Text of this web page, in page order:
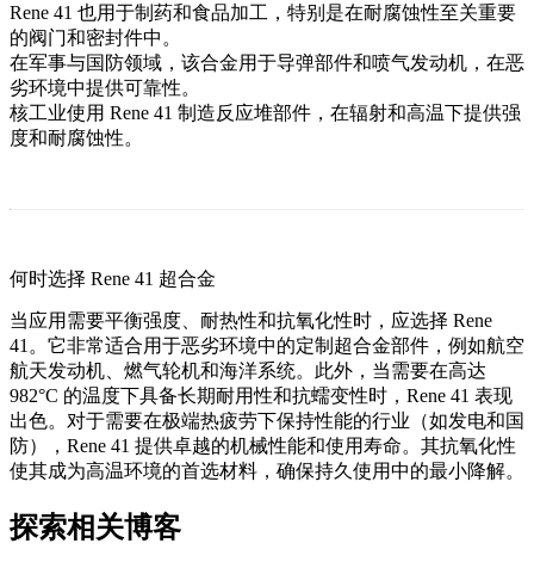
Rene 41 也用于制药和食品加工，特别是在耐腐蚀性至关重要
的阀门和密封件中。
在军事与国防领域，该合金用于导弹部件和喷气发动机，在恶
劣环境中提供可靠性。
核工业使用 Rene 41 制造反应堆部件，在辐射和高温下提供强
度和耐腐蚀性。
何时选择 Rene 41 超合金
当应用需要平衡强度、耐热性和抗氧化性时，应选择 Rene
41。它非常适合用于恶劣环境中的定制超合金部件 ，例如航空
航天发动机、燃气轮机和海洋系统。此外，当需要在高达
982°C 的温度下具备长期耐用性和抗蠕变性时，Rene 41 表现
出色。对于需要在极端热疲劳下保持性能的行业（如发电和国
防），Rene 41 提供卓越的机械性能和使用寿命。其抗氧化性
使其成为高温环境的首选材料，确保持久使用中的最小降解。
探索相关博客